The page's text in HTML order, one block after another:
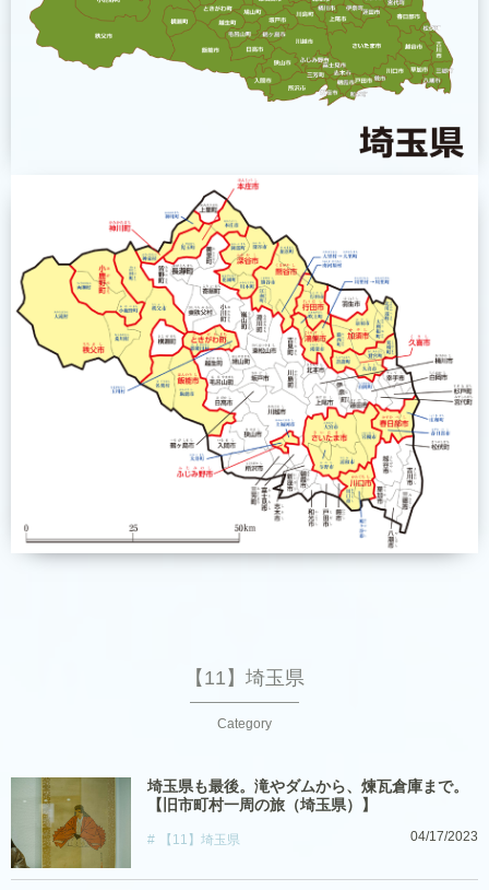
【11】埼玉県
Category
埼玉県も最後。滝やダムから、煉瓦倉庫まで。
【旧市町村一周の旅（埼玉県）】
【11】埼玉県 04/17/2023